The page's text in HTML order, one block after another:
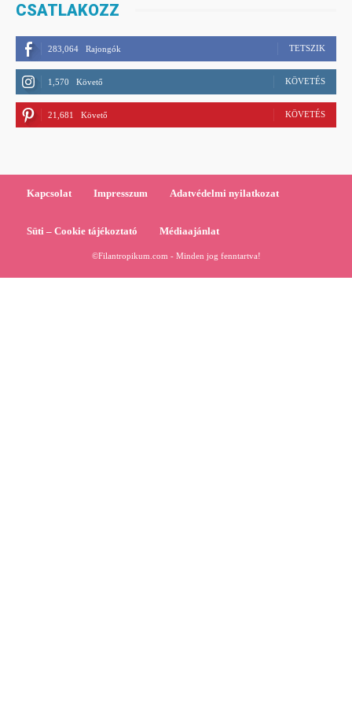
CSATLAKOZZ
283,064 Rajongók TETSZIK
1,570 Követő KÖVETÉS
21,681 Követő KÖVETÉS
Kapcsolat Impresszum Adatvédelmi nyilatkozat
Süti – Cookie tájékoztató Médiaajánlat
©Filantropikum.com - Minden jog fenntartva!